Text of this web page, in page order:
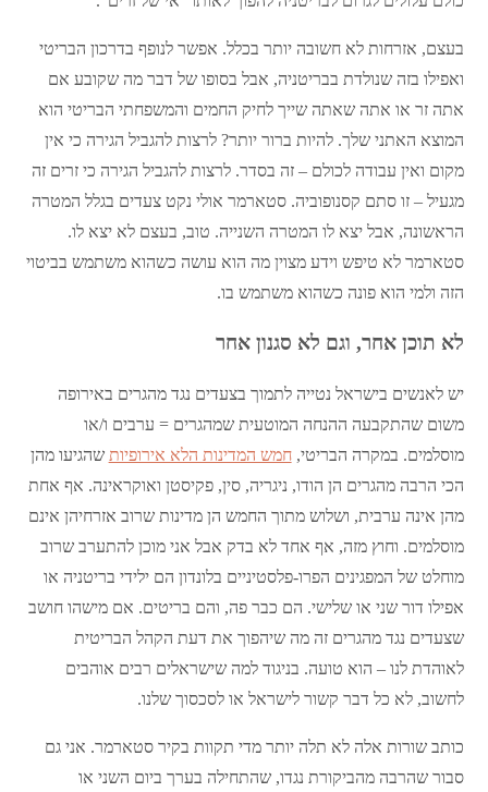
בעצם, אזרחות לא חשובה יותר בכלל. אפשר לנופף בדרכון הבריטי
ואפילו בזה שנולדת בבריטניה, אבל בסופו של דבר מה שקובע אם
אתה זר או אתה שאתה שייך לחיק החמים והמשפחתי הבריטי הוא
המוצא האתני שלך. להיות ברור יותר? לרצות להגביל הגירה כי אין
מקום ואין עבודה לכולם – זה בסדר. לרצות להגביל הגירה כי זרים זה
מגעיל – זו סתם קסנופוביה. סטארמר אולי נקט צעדים בגלל המטרה
הראשונה, אבל יצא לו המטרה השנייה. טוב, בעצם לא יצא לו.
סטארמר לא טיפש וידע מצוין מה הוא עושה כשהוא משתמש בביטוי
הזה ולמי הוא פונה כשהוא משתמש בו.
לא תוכן אחר, וגם לא סגנון אחר
יש לאנשים בישראל נטייה לתמוך בצעדים נגד מהגרים באירופה
משום שהתקבעה ההנחה המוטעית שמהגרים = ערבים ו/או
מוסלמים. במקרה הבריטי,חמש המדינות הלא אירופיות שהגיעו מהן
הכי הרבה מהגרים הן הודו, ניגריה, סין, פקיסטן ואוקראינה. אף אחת
מהן אינה ערבית, ושלוש מתוך החמש הן מדינות שרוב אזרחיהן אינם
מוסלמים. וחוץ מזה, אף אחד לא בדק אבל אני מוכן להתערב שרוב
מוחלט של המפגינים הפרו-פלסטיניים בלונדון הם ילידי בריטניה או
אפילו דור שני או שלישי. הם כבר פה, והם בריטים. אם מישהו חושב
שצעדים נגד מהגרים זה מה שיהפוך את דעת הקהל הבריטית
לאוהדת לנו – הוא טועה. בניגוד למה שישראלים רבים אוהבים
לחשוב, לא כל דבר קשור לישראל או לסכסוך שלנו.
כותב שורות אלה לא תלה יותר מדי תקוות בקיר סטארמר. אני גם
סבור שהרבה מהביקורת נגדו, שהתחילה בערך ביום השני או